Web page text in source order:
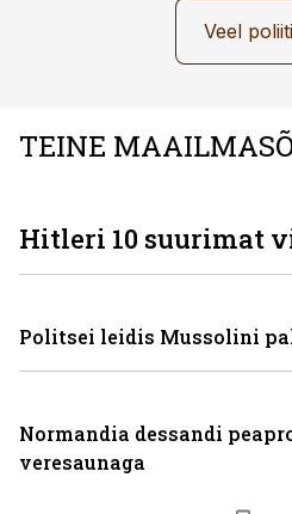
Veel
TEINE
Hitleri 10 suurimat
Politsei leidis Mussolini
Normandia dessandi
veresaunaga